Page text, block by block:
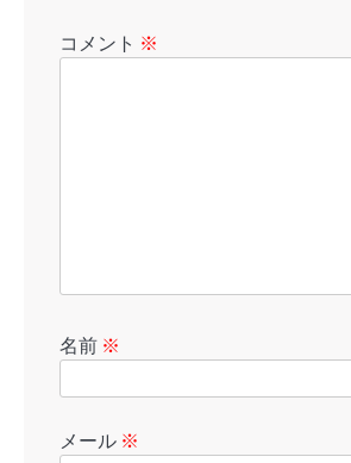
コメント ※
名前 ※
メール ※